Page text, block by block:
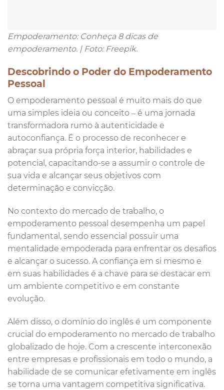
Empoderamento: Conheça 8 dicas de
empoderamento. | Foto: Freepik.
Descobrindo o Poder do Empoderamento
Pessoal
O empoderamento pessoal é muito mais do que
uma simples ideia ou conceito – é uma jornada
transformadora rumo à autenticidade e
autoconfiança. É o processo de reconhecer e
abraçar sua própria força interior, habilidades e
potencial, capacitando-se a assumir o controle de
sua vida e alcançar seus objetivos com
determinação e convicção.
No contexto do mercado de trabalho, o
empoderamento pessoal desempenha um papel
fundamental, sendo essencial possuir uma
mentalidade empoderada para enfrentar os desafios
e alcançar o sucesso. A confiança em si mesmo e
em suas habilidades é a chave para se destacar em
um ambiente competitivo e em constante
evolução.
Além disso, o domínio do inglês é um componente
crucial do empoderamento no mercado de trabalho
globalizado de hoje. Com a crescente interconexão
entre empresas e profissionais em todo o mundo, a
habilidade de se comunicar efetivamente em inglês
se torna uma vantagem competitiva significativa.